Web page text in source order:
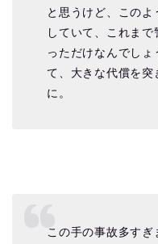
と思うけど、この
していて、これま
っただけなんでし
て、大きな代償を
に。
この手の事故多す